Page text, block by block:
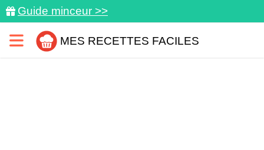
Guide minceur >>
MES RECETTES FACILES